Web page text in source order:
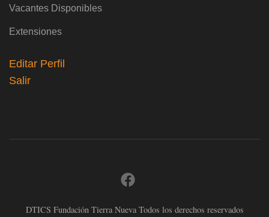
Vacantes Disponibles
Extensiones
Editar Perfil
Salir
DTICS Fundación Tierra Nueva Todos los derechos reservados